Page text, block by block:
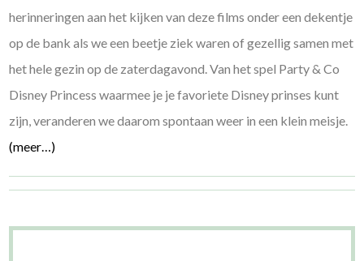
herinneringen aan het kijken van deze films onder een dekentje
op de bank als we een beetje ziek waren of gezellig samen met
het hele gezin op de zaterdagavond. Van het spel Party & Co
Disney Princess waarmee je je favoriete Disney prinses kunt
zijn, veranderen we daarom spontaan weer in een klein meisje.
(meer…)